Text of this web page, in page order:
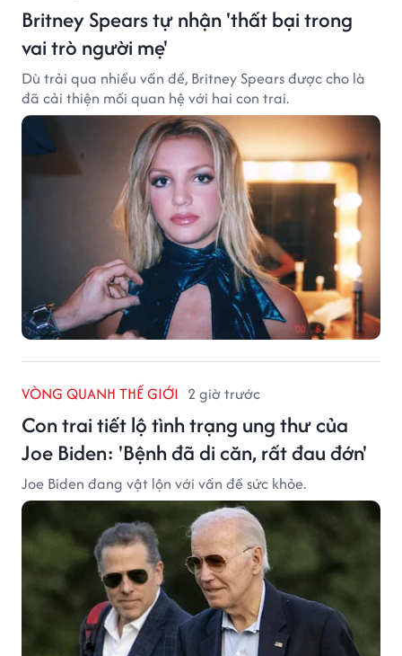
Britney Spears tự nhận 'thất bại trong
vai trò người mẹ'
Dù trải qua nhiều vấn đề, Britney Spears được cho là
đã cải thiện mối quan hệ với hai con trai.
VÒNG QUANH THẾ GIỚI 2 giờ trước
Con trai tiết lộ tình trạng ung thư của
Joe Biden: 'Bệnh đã di căn, rất đau đớn'
Joe Biden đang vật lộn với vấn đề sức khỏe.